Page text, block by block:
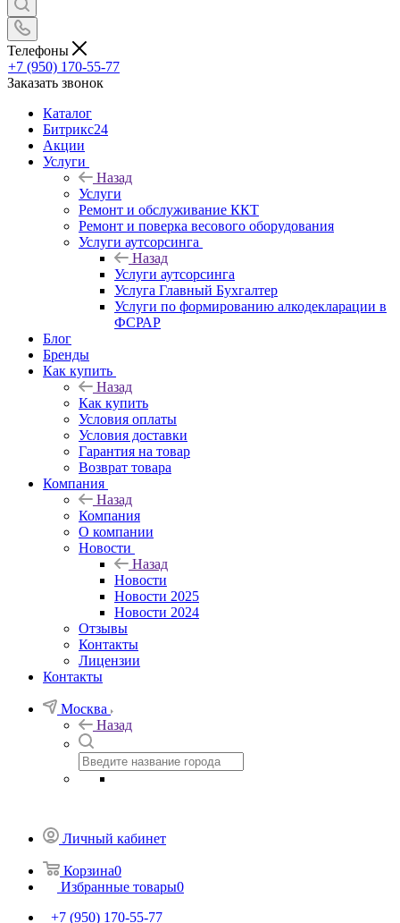
Телефоны
+7 (950) 170-55-77
Заказать звонок
Каталог
Битрикс24
Акции
Услуги
Назад
Услуги
Ремонт и обслуживание ККТ
Ремонт и поверка весового оборудования
Услуги аутсорсинга
Назад
Услуги аутсорсинга
Услуга Главный Бухгалтер
Услуги по формированию алкодекларации в
ФСРАР
Блог
Бренды
Как купить
Назад
Как купить
Условия оплаты
Условия доставки
Гарантия на товар
Возврат товара
Компания
Назад
Компания
О компании
Новости
Назад
Новости
Новости 2025
Новости 2024
Отзывы
Контакты
Лицензии
Контакты
Москва
Назад
Личный кабинет
Корзина0
Избранные товары0
+7 (950) 170-55-77